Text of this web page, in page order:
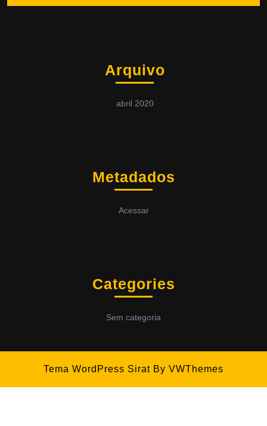
Arquivo
abril 2020
Metadados
Acessar
Categories
Sem categoria
Tema WordPress Sirat By VWThemes